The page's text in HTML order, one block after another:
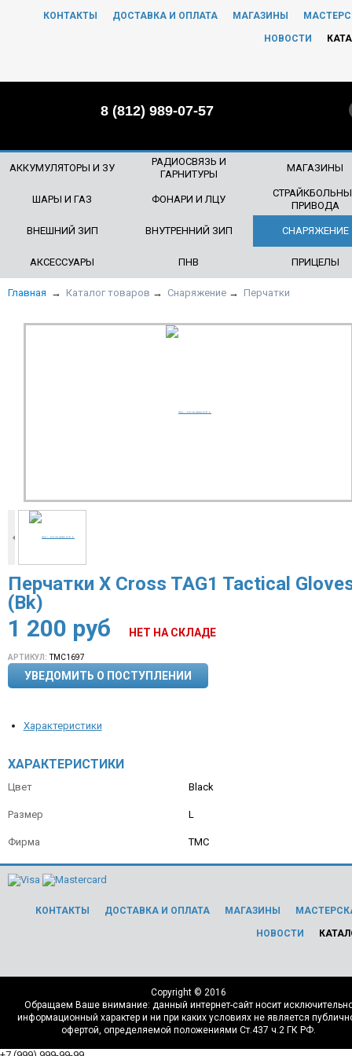
КОНТАКТЫ ДОСТАВКА И ОПЛАТА МАГАЗИНЫ
НОВОСТИ
8 (812) 989-07-57
АККУМУЛЯТОРЫ И ЗУ
РАДИОСВЯЗЬ И
ГАРНИТУРЫ
МАГАЗИНЫ
ШАРЫ И ГАЗ ФОНАРИ И ЛЦУ
ПРИВОДА
ВНЕШНИЙ ЗИП ВНУТРЕННИЙ ЗИП СНАРЯЖЕНИЕ
АКСЕССУАРЫ ПНВ ПРИЦЕЛЫ
Главная → Каталог товаров → Снаряжение→ Перчатки
Перчатки X Cross TAG1 Tactical
(Bk)
1 200 руб НЕТ НА СКЛАДЕ
АРТИКУЛ: TMC1697
УВЕДОМИТЬ О ПОСТУПЛЕНИИ
Характеристики
ХАРАКТЕРИСТИКИ
Цвет Black
Размер L
Фирма TMC
КОНТАКТЫ ДОСТАВКА И ОПЛАТА МАГАЗИНЫ
НОВОСТИ
Copyright © 2016
Обращаем Ваше внимание: данный интернет-сайт носит
информационный характер и ни при каких условиях не является
офертой, определяемой положениями Ст.437 ч.2 ГК РФ.
ЧТО БУДЕМ ИСКАТЬ?